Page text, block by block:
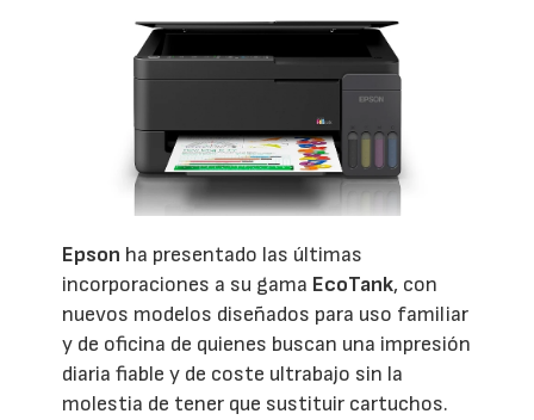
Epson ha presentado las últimas
incorporaciones a su gama EcoTank, con
nuevos modelos diseñados para uso familiar
y de oficina de quienes buscan una impresión
diaria fiable y de coste ultrabajo sin la
molestia de tener que sustituir cartuchos.